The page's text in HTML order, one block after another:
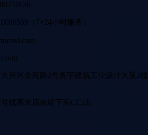
（7×24小时服务）
兴区金苑路2号奥宇建筑工业设计大厦2楼
线高米店南站下车C口出